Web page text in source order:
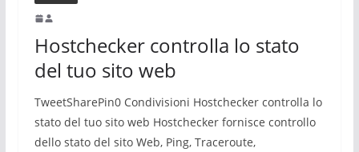
Hostchecker controlla lo stato
del tuo sito web
TweetSharePin0 Condivisioni Hostchecker controlla lo
stato del tuo sito web Hostchecker fornisce controllo
dello stato del sito Web, Ping, Traceroute,